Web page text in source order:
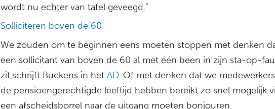
wordt nu echter van tafel geveegd.”
Solliciteren boven de 60
We zouden om te beginnen eens moeten stoppen met denken
een sollicitant van boven de 60 al met één been in zijn sta-op-
zit,schrijft Buckens in het AD. Of met denken dat we
de pensioengerechtigde leeftijd hebben bereikt zo snel mogelijk
een afscheidsborrel naar de uitgang moeten bonjouren.